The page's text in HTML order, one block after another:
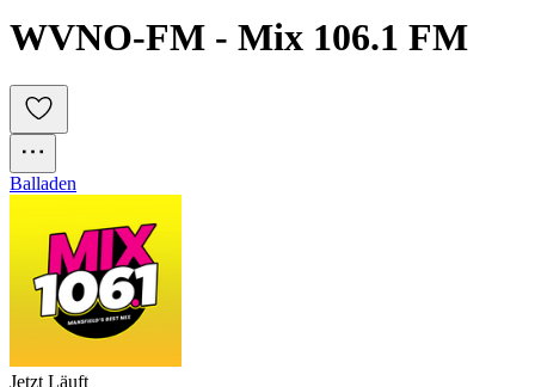
WVNO-FM - Mix 106.1 FM
Balladen
Jetzt Läuft